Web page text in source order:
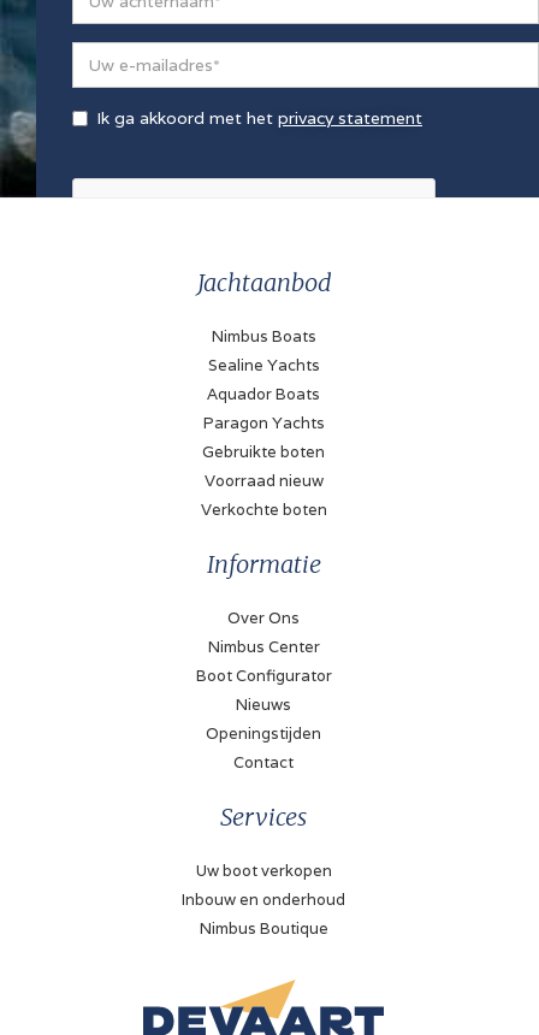
Ik ga akkoord met het privacy statement
Jachtaanbod
Nimbus Boats
Sealine Yachts
Aquador Boats
Paragon Yachts
Gebruikte boten
Voorraad nieuw
Verkochte boten
Informatie
Over Ons
Nimbus Center
Boot Configurator
Nieuws
Openingstijden
Contact
Services
Uw boot verkopen
Inbouw en onderhoud
Nimbus Boutique